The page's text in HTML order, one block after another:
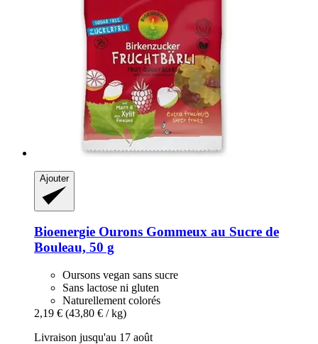
Ajouter
Bioenergie Ourons Gommeux au Sucre de
Bouleau, 50 g
Oursons vegan sans sucre
Sans lactose ni gluten
Naturellement colorés
2,19 € (43,80 € / kg)
Livraison jusqu'au 17 août